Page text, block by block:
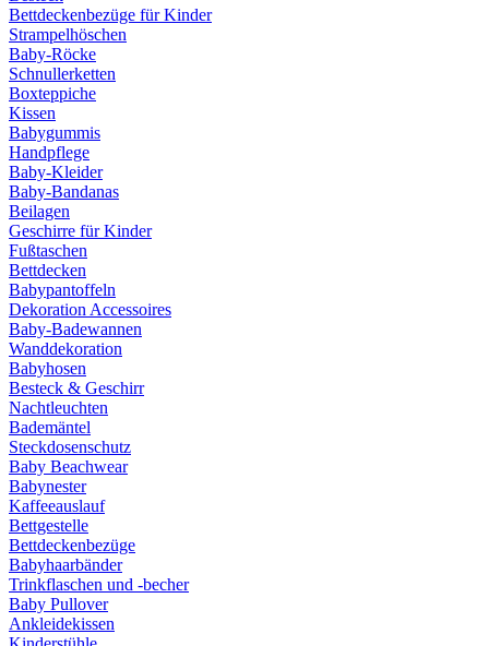
Bettdeckenbezüge für Kinder
Strampelhöschen
Baby-Röcke
Schnullerketten
Boxteppiche
Kissen
Babygummis
Handpflege
Baby-Kleider
Baby-Bandanas
Beilagen
Geschirre für Kinder
Fußtaschen
Bettdecken
Babypantoffeln
Dekoration Accessoires
Baby-Badewannen
Wanddekoration
Babyhosen
Besteck & Geschirr
Nachtleuchten
Bademäntel
Steckdosenschutz
Baby Beachwear
Babynester
Kaffeeauslauf
Bettgestelle
Bettdeckenbezüge
Babyhaarbänder
Trinkflaschen und -becher
Baby Pullover
Ankleidekissen